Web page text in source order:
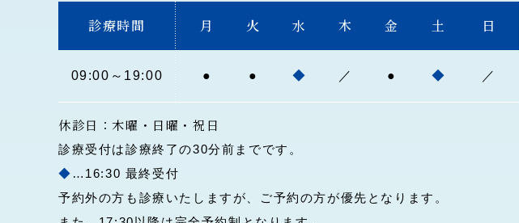
診療時間 月 火 水 木 金 土 日
09:00～19:00 ● ● ◆ ／ ● ◆ ／
休診日：木曜・日曜・祝日
診療受付は診療終了の30分前までです。
◆ …16:30 最終受付
予約外の方も診療いたしますが、ご予約の方が優先となります。